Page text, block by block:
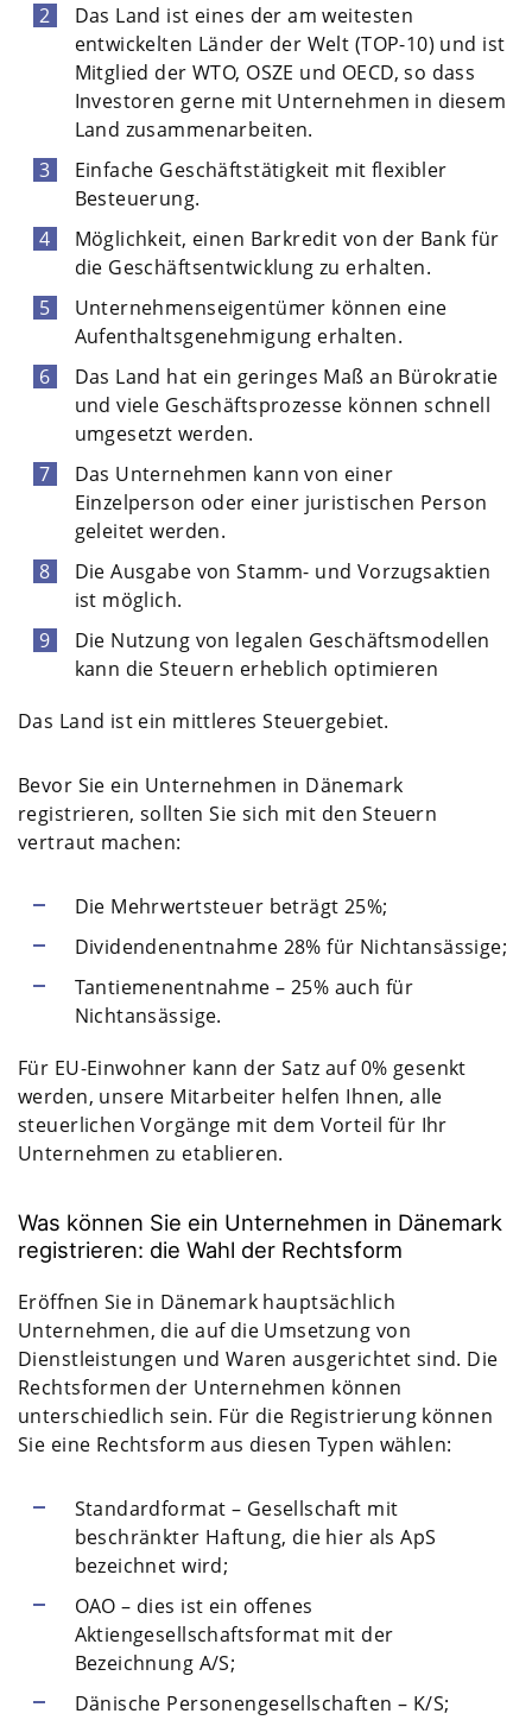
Das Land ist eines der am weitesten
entwickelten Länder der Welt (TOP-10) und ist
Mitglied der WTO, OSZE und OECD, so dass
Investoren gerne mit Unternehmen in diesem
Land zusammenarbeiten.
Einfache Geschäftstätigkeit mit flexibler
Besteuerung.
Möglichkeit, einen Barkredit von der Bank für
die Geschäftsentwicklung zu erhalten.
Unternehmenseigentümer können eine
Aufenthaltsgenehmigung erhalten.
Das Land hat ein geringes Maß an Bürokratie
und viele Geschäftsprozesse können schnell
umgesetzt werden.
Das Unternehmen kann von einer
Einzelperson oder einer juristischen Person
geleitet werden.
Die Ausgabe von Stamm- und Vorzugsaktien
ist möglich.
Die Nutzung von legalen Geschäftsmodellen
kann die Steuern erheblich optimieren
Das Land ist ein mittleres Steuergebiet.
Bevor Sie ein Unternehmen in Dänemark
registrieren, sollten Sie sich mit den Steuern
vertraut machen:
Die Mehrwertsteuer beträgt 25%;
Dividendenentnahme 28% für Nichtansässige;
Tantiemenentnahme – 25% auch für
Nichtansässige.
Für EU-Einwohner kann der Satz auf 0% gesenkt
werden, unsere Mitarbeiter helfen Ihnen, alle
steuerlichen Vorgänge mit dem Vorteil für Ihr
Unternehmen zu etablieren.
Was können Sie ein Unternehmen in Dänemark
registrieren: die Wahl der Rechtsform
Eröffnen Sie in Dänemark hauptsächlich
Unternehmen, die auf die Umsetzung von
Dienstleistungen und Waren ausgerichtet sind. Die
Rechtsformen der Unternehmen können
unterschiedlich sein. Für die Registrierung können
Sie eine Rechtsform aus diesen Typen wählen:
Standardformat – Gesellschaft mit
beschränkter Haftung, die hier als ApS
bezeichnet wird;
OAO – dies ist ein offenes
Aktiengesellschaftsformat mit der
Bezeichnung A/S;
Dänische Personengesellschaften – K/S;